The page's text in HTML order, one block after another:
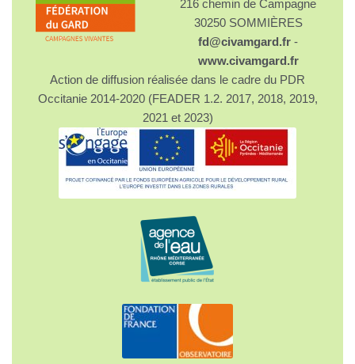
216 chemin de Campagne
30250 SOMMIÈRES
fd@civamgard.fr -
www.civamgard.fr
Action de diffusion réalisée dans le cadre du PDR
Occitanie 2014-2020 (FEADER 1.2. 2017, 2018, 2019,
2021 et 2023)